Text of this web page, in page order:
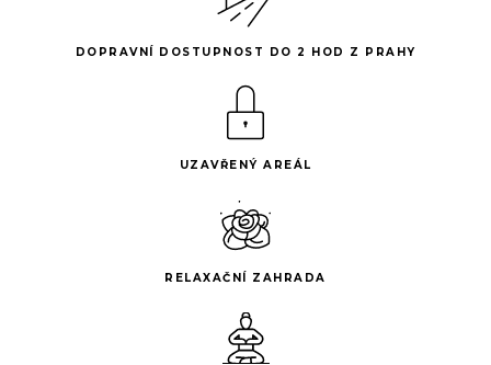
DOPRAVNÍ DOSTUPNOST DO 2 HOD Z PRAHY
UZAVŘENÝ AREÁL
RELAXAČNÍ ZAHRADA